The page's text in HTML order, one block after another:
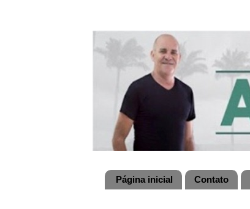
Página inicial Contato